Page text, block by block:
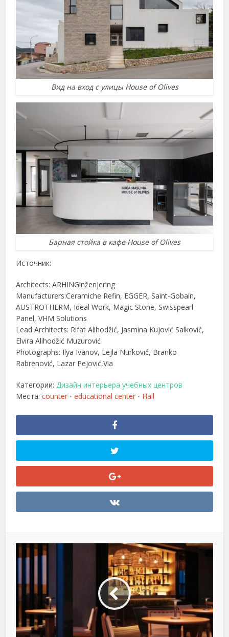
Вид на вход с улицы House of Olives
Барная стойка в кафе House of Olives
Источник:
Architects: ARHINGinženjering
Manufacturers:Ceramiche Refin, EGGER, Saint-Gobain,
AUSTROTHERM, Ideal Work, Magic Stone, Swisspearl
Panel, VHM Solutions
Lead Architects: Rifat Alihodžić, Jasmina Kujović Salković,
Elvira Alihodžić Muzurović
Photographs: Ilya Ivanov, Lejla Nurković, Branko
Rabrenović, Lazar Pejović,Via
Категории:Дизайн интерьера учебных центров
Места:counter • educational center • Hall